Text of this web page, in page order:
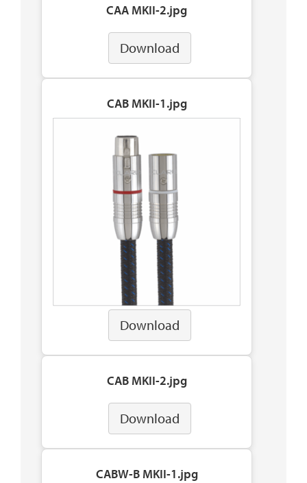
CAA MKII-2.jpg
Download
CAB MKII-1.jpg
Download
CAB MKII-2.jpg
Download
CABW-B MKII-1.jpg